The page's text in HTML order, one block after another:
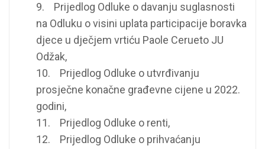
9. Prijedlog Odluke o davanju suglasnosti
na Odluku o visini uplata participacije boravka
djece u dječjem vrtiću Paole Cerueto JU
Odžak,
10. Prijedlog Odluke o utvrđivanju
prosječne konačne građevne cijene u 2022.
godini,
11. Prijedlog Odluke o renti,
12. Prijedlog Odluke o prihvaćanju